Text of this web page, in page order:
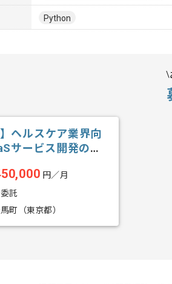
Python
】ヘルスケア業界向
サービス開発の求
円／月
託
町（東京都）